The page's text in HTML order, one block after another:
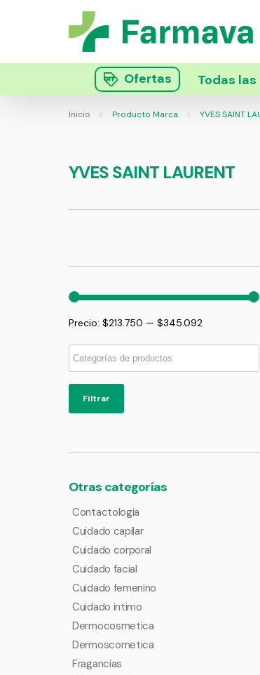
Ofertas Todas
Inicio Producto Marca YVES SAINT
YVES SAINT LAURENT
Precio: $213.750 — $345.092
Filtrar
Otras categorías
Contactologia
Cuidado capilar
Cuidado corporal
Cuidado facial
Cuidado femenino
Cuidado intimo
Dermocosmetica
Dermoscometica
Fragancias